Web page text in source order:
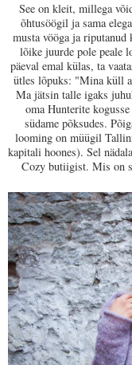
See on kleit, millega
õhtusöögil ja sama
musta vööga ja
lõike juurde pole peale
päeval emal külas, ta
ütles lõpuks: "Mina küll
Ma jätsin talle igaks
oma Hunterite
südame põksudes.
looming on müügil
kapitali hoones). Sel
Cozy butiigist. Mis on